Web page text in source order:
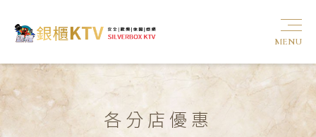
各分店優惠
MENU